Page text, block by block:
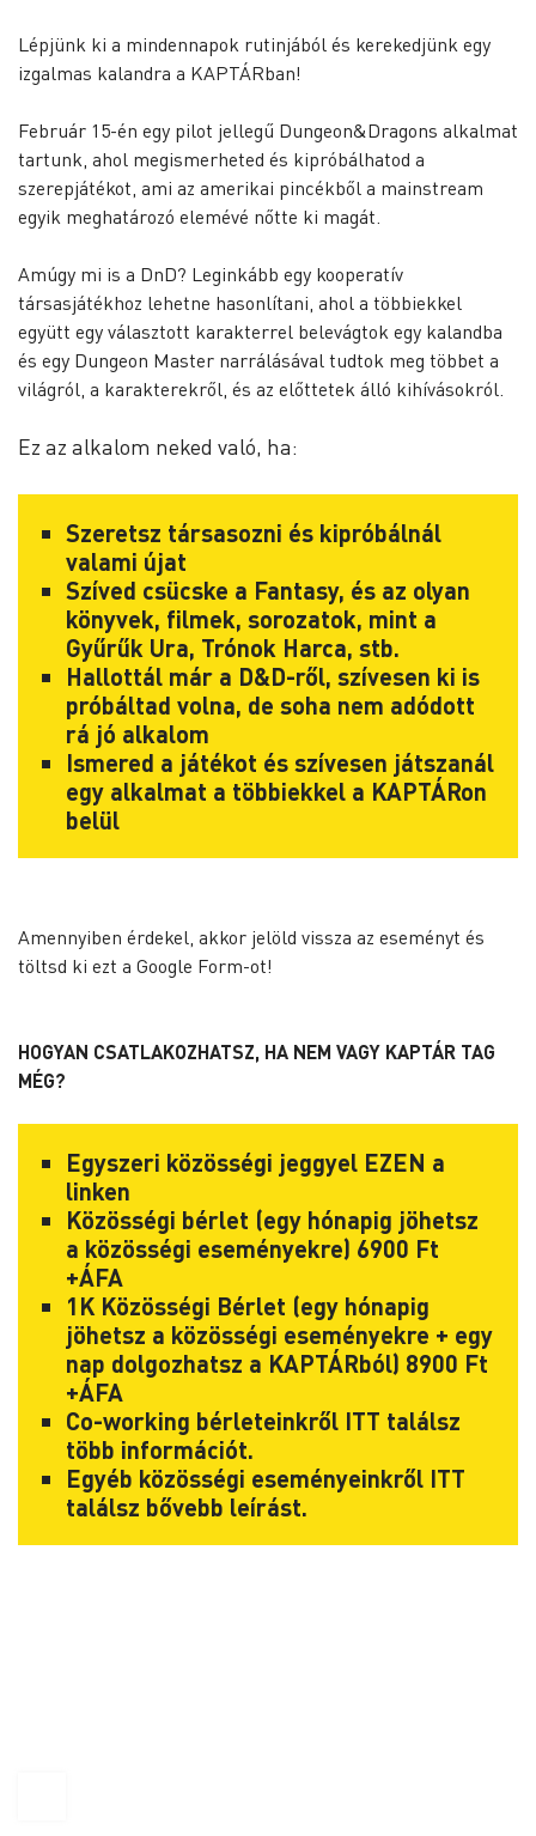
Lépjünk ki a mindennapok rutinjából és kerekedjünk egy
izgalmas kalandra a KAPTÁRban!
Február 15-én egy pilot jellegű Dungeon&Dragons alkalmat
tartunk, ahol megismerheted és kipróbálhatod a
szerepjátékot, ami az amerikai pincékből a mainstream
egyik meghatározó elemévé nőtte ki magát.
Amúgy mi is a DnD? Leginkább egy kooperatív
társasjátékhoz lehetne hasonlítani, ahol a többiekkel
együtt egy választott karakterrel belevágtok egy kalandba
és egy Dungeon Master narrálásával tudtok meg többet a
világról, a karakterekről, és az előttetek álló kihívásokról.
Ez az alkalom neked való, ha:
Szeretsz társasozni és kipróbálnál
valami újat
Szíved csücske a Fantasy, és az olyan
könyvek, filmek, sorozatok, mint a
Gyűrűk Ura, Trónok Harca, stb.
Hallottál már a D&D-ről, szívesen ki is
próbáltad volna, de soha nem adódott
rá jó alkalom
Ismered a játékot és szívesen játszanál
egy alkalmat a többiekkel a KAPTÁRon
belül
Amennyiben érdekel, akkor jelöld vissza az eseményt és
töltsd ki ezt a Google Form-ot!
HOGYAN CSATLAKOZHATSZ, HA NEM VAGY KAPTÁR TAG
MÉG?
Egyszeri közösségi jeggyel EZEN a
linken
Közösségi bérlet (egy hónapig jöhetsz
a közösségi eseményekre) 6900 Ft
+ÁFA
1K Közösségi Bérlet (egy hónapig
jöhetsz a közösségi eseményekre + egy
nap dolgozhatsz a KAPTÁRból) 8900 Ft
+ÁFA
Co-working bérleteinkről ITT találsz
több információt.
Egyéb közösségi eseményeinkről ITT
találsz bővebb leírást.